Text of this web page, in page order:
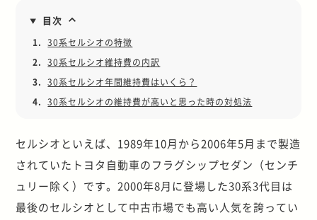
目次
1.
30系セルシオの特徴
2.
30系セルシオ維持費の内訳
3.
30系セルシオ年間維持費はいくら？
4.
30系セルシオの維持費が高いと思った時の対処法
セルシオといえば、1989年10月から2006年5月まで製造
されていたトヨタ自動車のフラグシップセダン（センチ
ュリー除く）です。2000年8月に登場した30系3代目は
最後のセルシオとして中古市場でも高い人気を誇ってい